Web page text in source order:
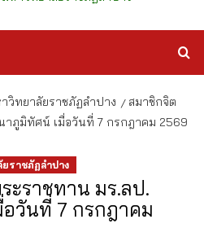
วิทยาลัยราชภัฏลำปาง
สมาชิกจิต
ภูมิทัศน์ เมื่อวันที่ 7 กรกฎาคม 2569
ราชภัฏลำปาง
ะราชทาน มร.ลป.
วันที่ 7 กรกฎาคม